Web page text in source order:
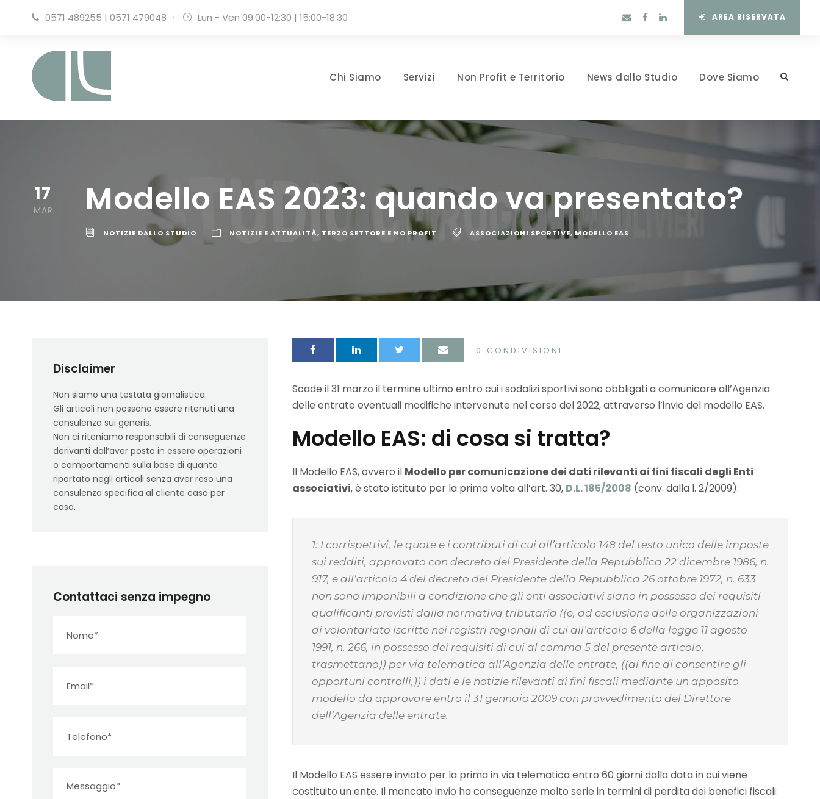
0571 489255 | 0571 479048 · Lun - Ven 09:00-12:30 | 15:00-18:30 AREA RISERVATA
Chi Siamo Servizi Non Profit e Territorio News dallo Studio Dove Siamo
17
MAR Modello EAS 2023: quando va presentato?
NOTIZIE DALLO STUDIO NOTIZIE E ATTUALITÀ, TERZO SETTORE E NO PROFIT ASSOCIAZIONI SPORTIVE, MODELLO EAS
0 CONDIVISIONI
Scade il 31 marzo il termine ultimo entro cui i sodalizi sportivi sono obbligati a comunicare all’Agenzia
delle entrate eventuali modifiche intervenute nel corso del 2022, attraverso l’invio del modello EAS.
Modello EAS: di cosa si tratta?
Il Modello EAS, ovvero il Modello per comunicazione dei dati rilevanti ai fini fiscali degli Enti
associativi, è stato istituito per la prima volta all’art. 30, D.L. 185/2008 (conv. dalla l. 2/2009):
1: I corrispettivi, le quote e i contributi di cui all’articolo 148 del testo unico delle imposte
sui redditi, approvato con decreto del Presidente della Repubblica 22 dicembre 1986, n.
917, e all’articolo 4 del decreto del Presidente della Repubblica 26 ottobre 1972, n. 633
non sono imponibili a condizione che gli enti associativi siano in possesso dei requisiti
qualificanti previsti dalla normativa tributaria ((e, ad esclusione delle organizzazioni
di volontariato iscritte nei registri regionali di cui all’articolo 6 della legge 11 agosto
1991, n. 266, in possesso dei requisiti di cui al comma 5 del presente articolo,
trasmettano)) per via telematica all’Agenzia delle entrate, ((al fine di consentire gli
opportuni controlli,)) i dati e le notizie rilevanti ai fini fiscali mediante un apposito
modello da approvare entro il 31 gennaio 2009 con provvedimento del Direttore
dell’Agenzia delle entrate.
Il Modello EAS essere inviato per la prima in via telematica entro 60 giorni dalla data in cui viene
costituito un ente. Il mancato invio ha conseguenze molto serie in termini di perdita dei benefici fiscali:
Disclaimer
Non siamo una testata giornalistica.
Gli articoli non possono essere ritenuti una
consulenza sui generis.
Non ci riteniamo responsabili di conseguenze
derivanti dall’aver posto in essere operazioni
o comportamenti sulla base di quanto
riportato negli articoli senza aver reso una
consulenza specifica al cliente caso per
caso.
Contattaci senza impegno